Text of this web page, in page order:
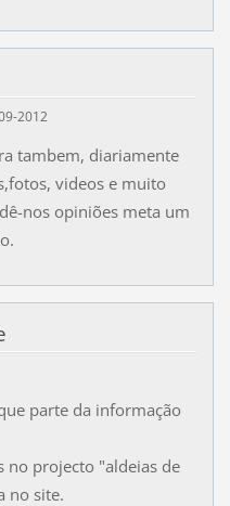
2012
tambem, diariamente
videos e muito
nos opiniões meta um
parte da informação
no projecto "aldeias de
no site.